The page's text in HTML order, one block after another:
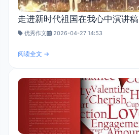
走进新时代祖国在我心中演讲稿
优秀作文 2026-04-27 14:53
阅读全文 →